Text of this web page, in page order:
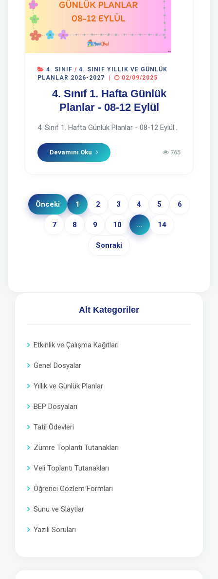
4. SINIF / 4. SINIF YILLIK VE GÜNLÜK
PLANLAR 2026-2027
02/09/2025
4. Sınıf 1. Hafta Günlük
Planlar - 08-12 Eylül
4. Sınıf 1. Hafta Günlük Planlar - 08-12 Eylül...
Devamını Oku 765
Önceki 1 2 3 4 5 6
7 8 9 10 ... 14
Sonraki
Alt Kategoriler
Etkinlik ve Çalışma Kağıtları
Genel Dosyalar
Yıllık ve Günlük Planlar
BEP Dosyaları
Tatil Ödevleri
Zümre Toplantı Tutanakları
Veli Toplantı Tutanakları
Öğrenci Gözlem Formları
Sunu ve Slaytlar
Yazılı Soruları